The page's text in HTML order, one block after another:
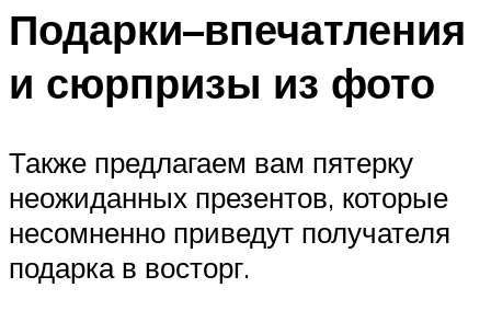
Подарки–впечатления
и сюрпризы из фото
Также предлагаем вам пятерку
неожиданных презентов, которые
несомненно приведут получателя
подарка в восторг.